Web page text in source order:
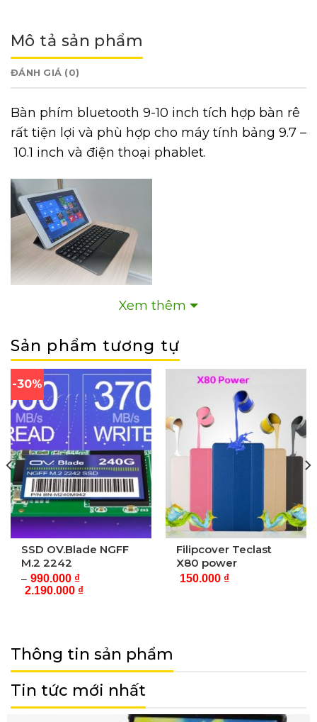
Mô tả sản phẩm
ĐÁNH GIÁ (0)
Bàn phím bluetooth 9-10 inch tích hợp bàn rê
rất tiện lợi và phù hợp cho máy tính bảng 9.7 –
10.1 inch và điện thoại phablet.
Xem thêm
Sản phẩm tương tự
-30%
SSD OV.Blade NGFF
M.2 2242
990.000 ₫
–
2.190.000 ₫
Filipcover Teclast
X80 power
150.000 ₫
Thông tin sản phẩm
Tin tức mới nhất